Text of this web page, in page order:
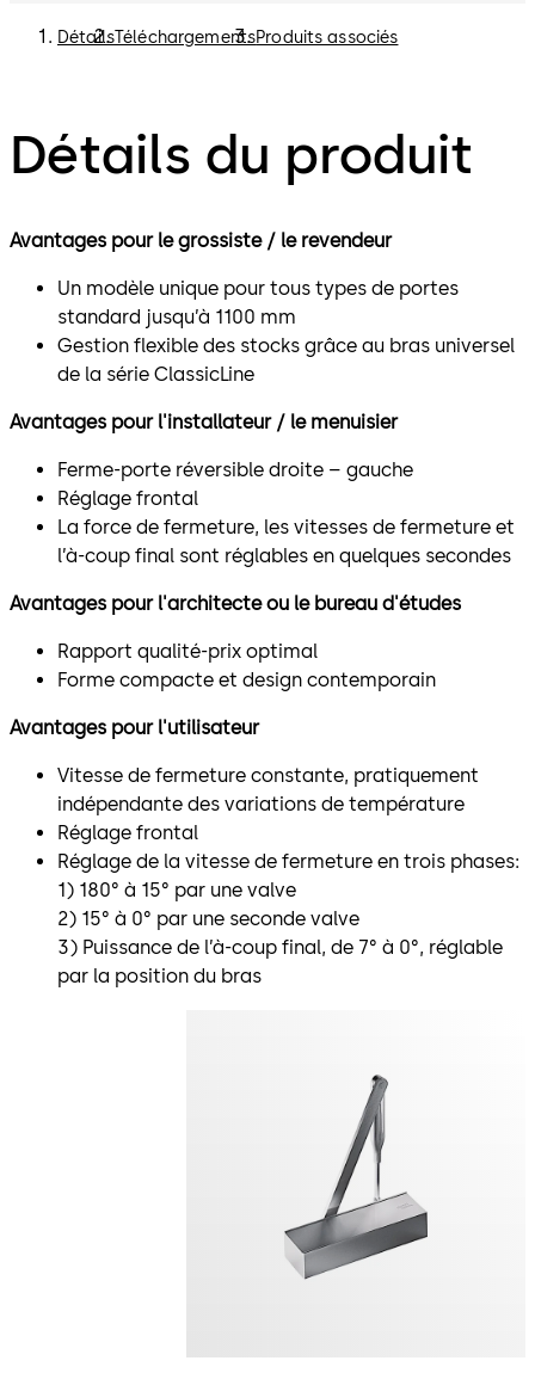
DétailsTéléchargementsProduits associés
Détails du produit
Avantages pour le grossiste / le revendeur
Un modèle unique pour tous types de portes
standard jusqu’à 1100 mm
Gestion flexible des stocks grâce au bras universel
de la série ClassicLine
Avantages pour l'installateur / le menuisier
Ferme-porte réversible droite – gauche
Réglage frontal
La force de fermeture, les vitesses de fermeture et
l’à-coup final sont réglables en quelques secondes
Avantages pour l'architecte ou le bureau d'études
Rapport qualité-prix optimal
Forme compacte et design contemporain
Avantages pour l'utilisateur
Vitesse de fermeture constante, pratiquement
indépendante des variations de température
Réglage frontal
Réglage de la vitesse de fermeture en trois phases:
1) 180° à 15° par une valve
2) 15° à 0° par une seconde valve
3) Puissance de l’à-coup final, de 7° à 0°, réglable
par la position du bras